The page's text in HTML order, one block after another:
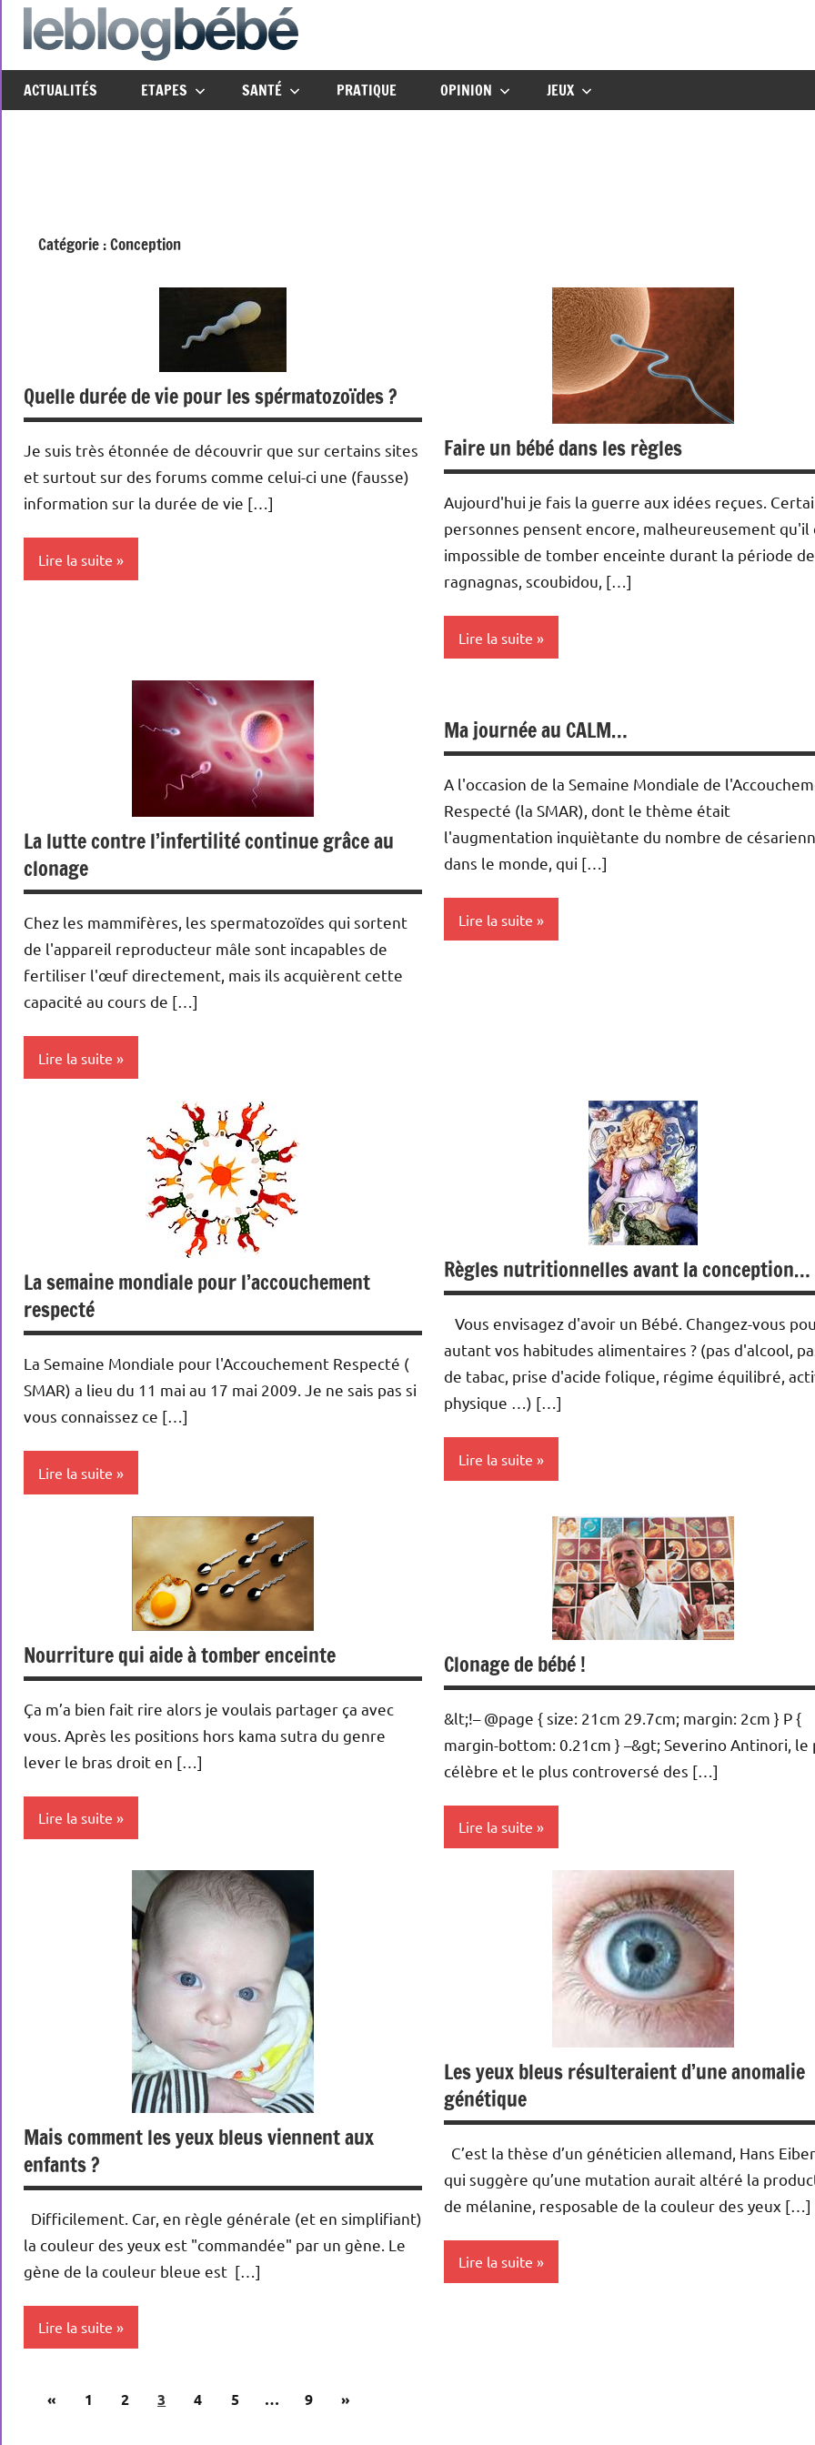
Aller
leblogbebe
another
The
ACTUALITÉS ETAPES SANTÉ PRATIQUE OPINION JEUX
Catégorie :Conception
Quelle durée de vie pour les spérmatozoïdes ?
Je suis très étonnée de découvrir que sur certains sites
et surtout sur des forums comme celui-ci une (fausse)
information sur la durée de vie […]
Lire la suite
Faire un bébé dans les règles
Aujourd'hui je fais la guerre aux idées reçues.
personnes pensent encore, malheureusement qu'il
impossible de tomber enceinte durant la période
ragnagnas, scoubidou, […]
Lire la suite
Santé
La lutte contre l’infertilité continue grâce au
clonage
Chez les mammifères, les spermatozoïdes qui sortent
de l'appareil reproducteur mâle sont incapables de
fertiliser l'œuf directement, mais ils acquièrent cette
capacité au cours de […]
Lire la suite
Ma journée au CALM…
A l'occasion de la Semaine Mondiale de
Respecté (la SMAR), dont le thème était
l'augmentation inquiètante du nombre de
dans le monde, qui […]
Lire la suite
La semaine mondiale pour l’accouchement
respecté
La Semaine Mondiale pour l'Accouchement Respecté (
SMAR) a lieu du 11 mai au 17 mai 2009. Je ne sais pas si
vous connaissez ce […]
Lire la suite
Naissance
Règles nutritionnelles avant la conception…
Vous envisagez d'avoir un Bébé. Changez-vous
autant vos habitudes alimentaires ? (pas d'alcool,
de tabac, prise d'acide folique, régime équilibré,
physique …) […]
Lire la suite
Nourriture qui aide à tomber enceinte
Ça m’a bien fait rire alors je voulais partager ça avec
vous. Après les positions hors kama sutra du genre
lever le bras droit en […]
Lire la suite
Clonage de bébé !
&lt;!– @page { size: 21cm 29.7cm; margin: 2cm } P {
margin-bottom: 0.21cm } –&gt; Severino Antinori, le
célèbre et le plus controversé des […]
Lire la suite
Mais comment les yeux bleus viennent aux
enfants ?
Difficilement. Car, en règle générale (et en simplifiant)
la couleur des yeux est "commandée" par un gène. Le
gène de la couleur bleue est […]
Lire la suite
Les yeux bleus résulteraient d’une anomalie
génétique
C’est la thèse d’un généticien allemand, Hans
qui suggère qu’une mutation aurait altéré la
de mélanine, resposable de la couleur des yeux […]
Lire la suite
Pagination
«Publications
1 2 3 4 5 … 9
Articles
»